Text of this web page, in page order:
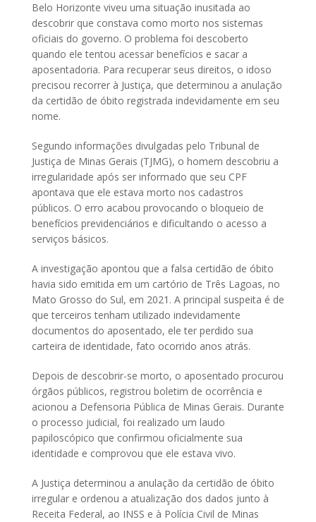
Belo Horizonte viveu uma situação inusitada ao
descobrir que constava como morto nos sistemas
oficiais do governo. O problema foi descoberto
quando ele tentou acessar benefícios e sacar a
aposentadoria. Para recuperar seus direitos, o idoso
precisou recorrer à Justiça, que determinou a anulação
da certidão de óbito registrada indevidamente em seu
nome.
Segundo informações divulgadas pelo Tribunal de
Justiça de Minas Gerais (TJMG), o homem descobriu a
irregularidade após ser informado que seu CPF
apontava que ele estava morto nos cadastros
públicos. O erro acabou provocando o bloqueio de
benefícios previdenciários e dificultando o acesso a
serviços básicos.
A investigação apontou que a falsa certidão de óbito
havia sido emitida em um cartório de Três Lagoas, no
Mato Grosso do Sul, em 2021. A principal suspeita é de
que terceiros tenham utilizado indevidamente
documentos do aposentado, ele ter perdido sua
carteira de identidade, fato ocorrido anos atrás.
Depois de descobrir-se morto, o aposentado procurou
órgãos públicos, registrou boletim de ocorrência e
acionou a Defensoria Pública de Minas Gerais. Durante
o processo judicial, foi realizado um laudo
papiloscópico que confirmou oficialmente sua
identidade e comprovou que ele estava vivo.
A Justiça determinou a anulação da certidão de óbito
irregular e ordenou a atualização dos dados junto à
Receita Federal, ao INSS e à Polícia Civil de Minas